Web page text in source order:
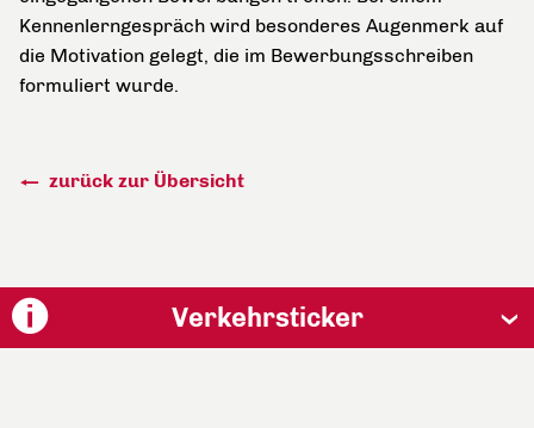
Kennenlerngespräch wird besonderes Augenmerk auf
die Motivation gelegt, die im Bewerbungsschreiben
formuliert wurde.
zurück zur Übersicht
Verkehrsticker